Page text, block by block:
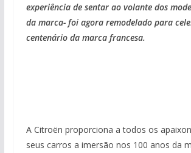
experiência de sentar ao volante dos
da marca- foi agora remodelado para
centenário da marca francesa.
A Citroën proporciona a todos os
seus carros a imersão nos 100 anos da